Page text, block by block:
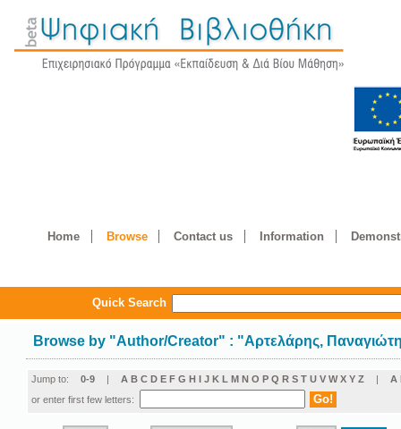
Home Browse Contact us Information
Quick Search
Browse by "Author/Creator" : "Αρτελάρης,
Jump to: 0-9 | A B C D E F G H I J K L M N O P Q R S T U V W X Y Z | Α
or enter first few letters: